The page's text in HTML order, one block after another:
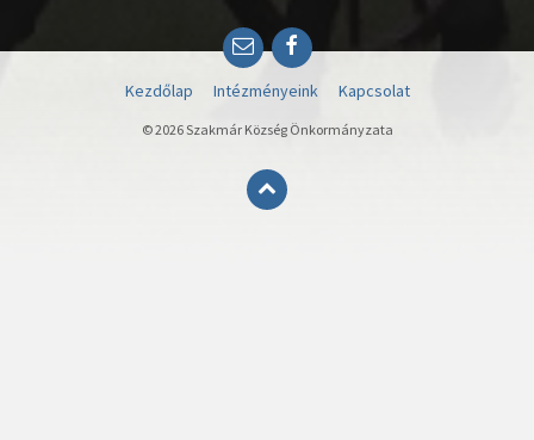
EmailFacebook
Kezdőlap Intézményeink Kapcsolat
© 2026 Szakmár Község Önkormányzata